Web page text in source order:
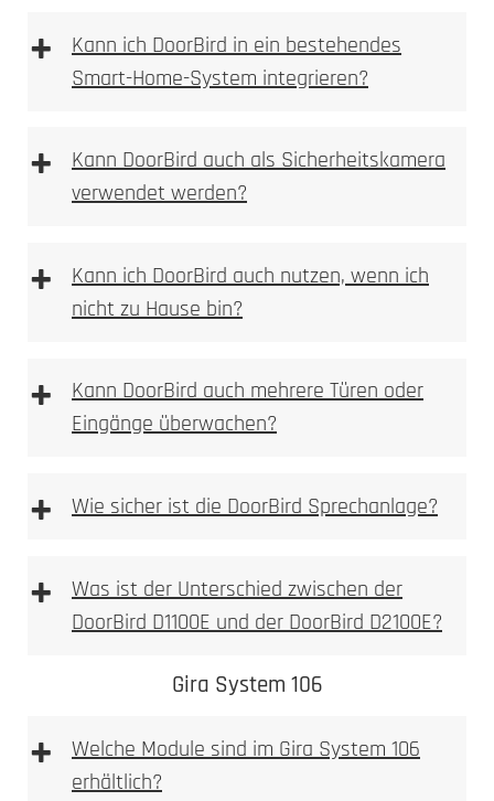
+
Kann ich DoorBird in ein bestehendes
Smart-Home-System integrieren?
+
Kann DoorBird auch als Sicherheitskamera
verwendet werden?
+
Kann ich DoorBird auch nutzen, wenn ich
nicht zu Hause bin?
+
Kann DoorBird auch mehrere Türen oder
Eingänge überwachen?
+ Wie sicher ist die DoorBird Sprechanlage?
+
Was ist der Unterschied zwischen der
DoorBird D1100E und der DoorBird D2100E?
DoorBird D2100EGira System 106
+
Welche Module sind im Gira System 106
erhältlich?